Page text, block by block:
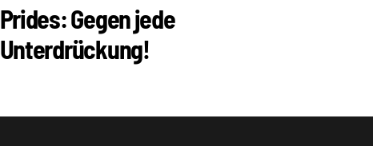
Prides: Gegen jede
Unterdrückung!